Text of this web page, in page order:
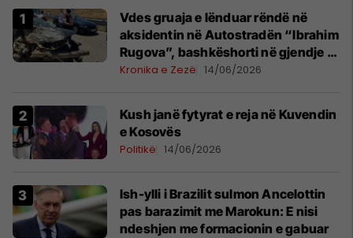
Vdes gruaja e lënduar rëndë në
aksidentin në Autostradën “Ibrahim
Rugova”, bashkëshorti në gjendje të
rëndë
Kronika e Zezë 14/06/2026
Kush janë fytyrat e reja në Kuvendin
e Kosovës
Politikë 14/06/2026
Ish-ylli i Brazilit sulmon Ancelottin
pas barazimit me Marokun: E nisi
ndeshjen me formacionin e gabuar